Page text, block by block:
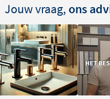
Jouw vraag, ons